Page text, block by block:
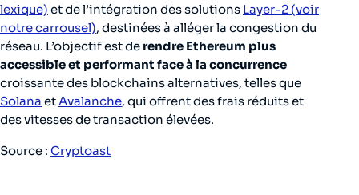
lexique) et de l’intégration des solutions Layer-2 (voir
notre carrousel), destinées à alléger la congestion du
réseau. L’objectif est de rendre Ethereum plus
accessible et performant face à la concurrence
croissante des blockchains alternatives, telles que
Solana etAvalanche, qui offrent des frais réduits et
des vitesses de transaction élevées.
Source : Cryptoast